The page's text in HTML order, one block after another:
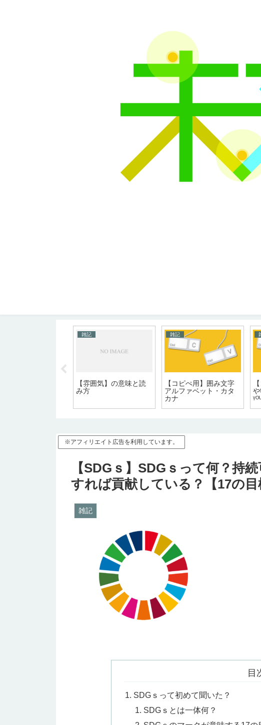
雑記
【雰囲気】の意味と読
み方
雑記
【コピぺ用】囲み文字
アルファベット・カタ
カナ
や
※アフィリエイト広告を利用しています。
【SDGｓ】SDGｓって何？持
すれば貢献している？【17の目
雑記
目
SDGｓって初めて聞いた？
SDGｓとは一体何？